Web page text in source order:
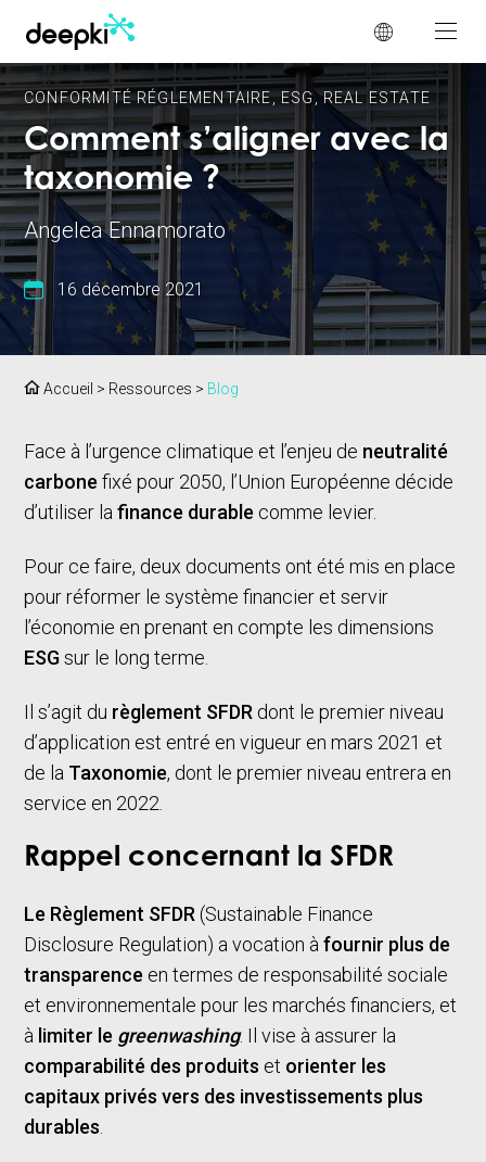
CONFORMITÉ RÉGLEMENTAIRE,ESG ,REAL ESTATE
Comment s’aligner avec la
taxonomie ?
Angelea Ennamorato
16 décembre 2021
Accueil > Ressources > Blog
Face à l’urgence climatique et l’enjeu de neutralité
carbone fixé pour 2050, l’Union Européenne décide
d’utiliser la finance durable comme levier.
Pour ce faire, deux documents ont été mis en place
pour réformer le système financier et servir
l’économie en prenant en compte les dimensions
ESGsur le long terme.
Il s’agit du règlement SFDR dont le premier niveau
d’application est entré en vigueur en mars 2021 et
de la Taxonomie, dont le premier niveau entrera en
service en 2022.
Rappel concernant la SFDR
Le Règlement SFDR (Sustainable Finance
Disclosure Regulation) a vocation à fournir plus de
transparence en termes de responsabilité sociale
et environnementale pour les marchés financiers, et
à limiter le greenwashing. Il vise à assurer la
comparabilité des produits et orienter les
capitaux privés vers des investissements plus
durables
Panneau de gestion des cookies